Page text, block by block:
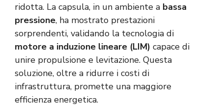
ridotta. La capsula, in un ambiente a bassa
pressione, ha mostrato prestazioni
sorprendenti, validando la tecnologia di
motore a induzione lineare (LIM) capace di
unire propulsione e levitazione. Questa
soluzione, oltre a ridurre i costi di
infrastruttura, promette una maggiore
efficienza energetica.